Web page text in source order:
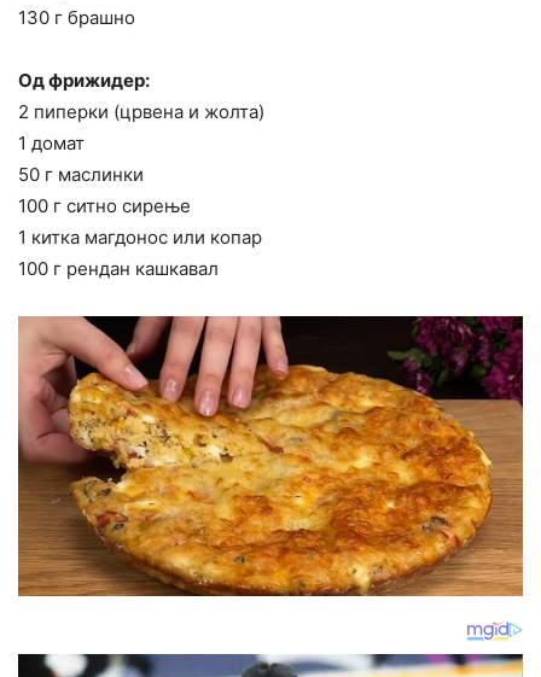
130 г брашно
Од фрижидер:
2 пиперки (црвена и жолта)
1 домат
50 г маслинки
100 г ситно сирење
1 китка магдонос или копар
100 г рендан кашкавал